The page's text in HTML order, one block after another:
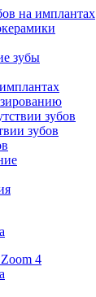
на имплантах
зубы
зубов
зубов
4